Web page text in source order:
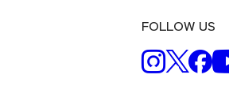
FOLLOW US